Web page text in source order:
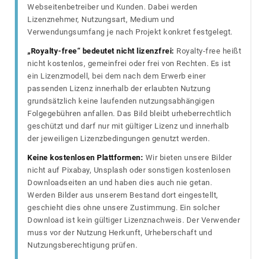
Webseitenbetreiber und Kunden. Dabei werden
Lizenznehmer, Nutzungsart, Medium und
Verwendungsumfang je nach Projekt konkret festgelegt.
„Royalty-free“ bedeutet nicht lizenzfrei: Royalty-free heißt
nicht kostenlos, gemeinfrei oder frei von Rechten. Es ist
ein Lizenzmodell, bei dem nach dem Erwerb einer
passenden Lizenz innerhalb der erlaubten Nutzung
grundsätzlich keine laufenden nutzungsabhängigen
Folgegebühren anfallen. Das Bild bleibt urheberrechtlich
geschützt und darf nur mit gültiger Lizenz und innerhalb
der jeweiligen Lizenzbedingungen genutzt werden.
Keine kostenlosen Plattformen: Wir bieten unsere Bilder
nicht auf Pixabay, Unsplash oder sonstigen kostenlosen
Downloadseiten an und haben dies auch nie getan.
Werden Bilder aus unserem Bestand dort eingestellt,
geschieht dies ohne unsere Zustimmung. Ein solcher
Download ist kein gültiger Lizenznachweis. Der Verwender
muss vor der Nutzung Herkunft, Urheberschaft und
Nutzungsberechtigung prüfen.